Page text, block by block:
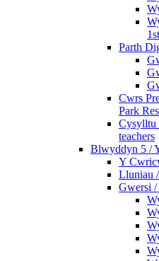
Parth
Cwrs
Park
Cysylltu
teachers
Blwyddyn 5 /
Y
Lluniau
Gwersi /